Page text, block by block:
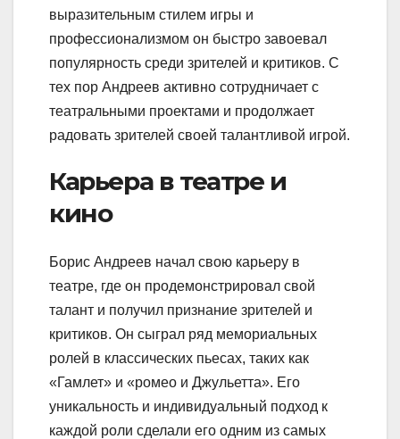
выразительным стилем игры и
профессионализмом он быстро завоевал
популярность среди зрителей и критиков. С
тех пор Андреев активно сотрудничает с
театральными проектами и продолжает
радовать зрителей своей талантливой игрой.
Карьера в театре и
кино
Борис Андреев начал свою карьеру в
театре, где он продемонстрировал свой
талант и получил признание зрителей и
критиков. Он сыграл ряд мемориальных
ролей в классических пьесах, таких как
«Гамлет» и «ромео и Джульетта». Его
уникальность и индивидуальный подход к
каждой роли сделали его одним из самых